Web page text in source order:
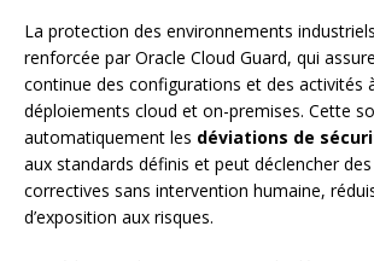
La protection des environnements
renforcée par Oracle Cloud Guard, qui
continue des configurations et des activités
déploiements cloud et on-premises. Cette
automatiquement les déviations de
aux standards définis et peut déclencher
correctives sans intervention humaine,
d’exposition aux risques.